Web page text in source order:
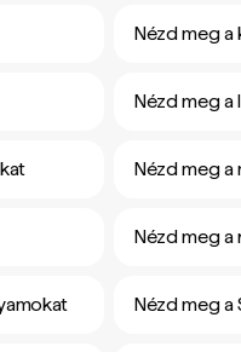
Nézd meg a
Nézd meg a
Nézd meg a
Nézd meg a
Nézd meg a